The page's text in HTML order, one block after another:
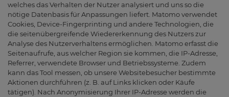
welches das Verhalten der Nutzer analysiert und uns so die
nötige Datenbasis für Anpassungen liefert. Matomo verwendet
Cookies, Device-Fingerprinting und andere Technologien, die
die seitenübergreifende Wiedererkennung des Nutzers zur
Analyse des Nutzerverhaltens ermöglichen. Matomo erfasst die
Seitenaufrufe, aus welcher Region sie kommen, die IP-Adresse,
Referrer, verwendete Browser und Betriebssysteme. Zudem
kann das Tool messen, ob unsere Websitebesucher bestimmte
Aktionen durchführen (z. B. auf Links klicken oder Käufe
tätigen). Nach Anonymisierung Ihrer IP-Adresse werden die